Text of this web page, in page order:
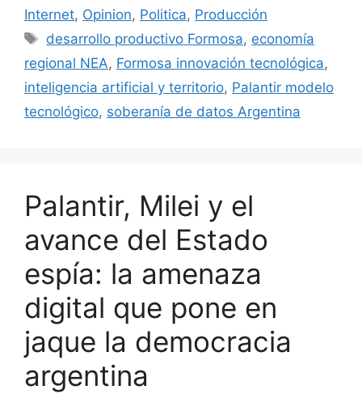
Internet, Opinion, Politica, Producción
desarrollo productivo Formosa, economía
regional NEA, Formosa innovación tecnológica,
inteligencia artificial y territorio, Palantir modelo
tecnológico, soberanía de datos Argentina
Palantir, Milei y el
avance del Estado
espía: la amenaza
digital que pone en
jaque la democracia
argentina